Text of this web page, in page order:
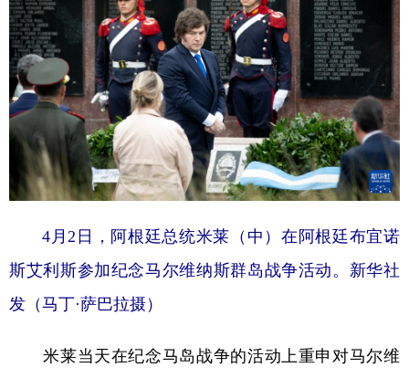
天津 河北 山西
辽宁 吉林 上海 江苏
浙江 安徽 福建 江西
山东 湖北 湖南
广东 广西 海南 重庆
陕西 甘肃 青海 宁夏
多语种频道
4月2日，阿根廷总统米莱（中）在阿根廷布宜诺
斯艾利斯参加纪念马尔维纳斯群岛战争活动。新华社
发（马丁·萨巴拉摄）
米莱当天在纪念马岛战争的活动上重申对马尔维